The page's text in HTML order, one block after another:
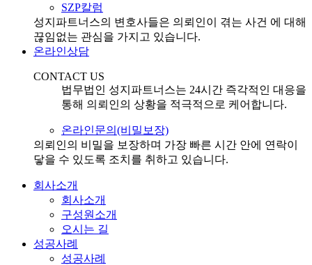
SZP칼럼
성지파트너스의 변호사들은 의뢰인이 겪는 사건 에 대해
끊임없는 관심을 가지고 있습니다.
온라인상담
CONTACT US
법무법인 성지파트너스는 24시간 즉각적인 대응을
통해 의뢰인의 상황을 적극적으로 케어합니다.
온라인문의(비밀보장)
의뢰인의 비밀을 보장하며 가장 빠른 시간 안에 연락이
닿을 수 있도록 조치를 취하고 있습니다.
회사소개
회사소개
구성원소개
오시는 길
성공사례
성공사례